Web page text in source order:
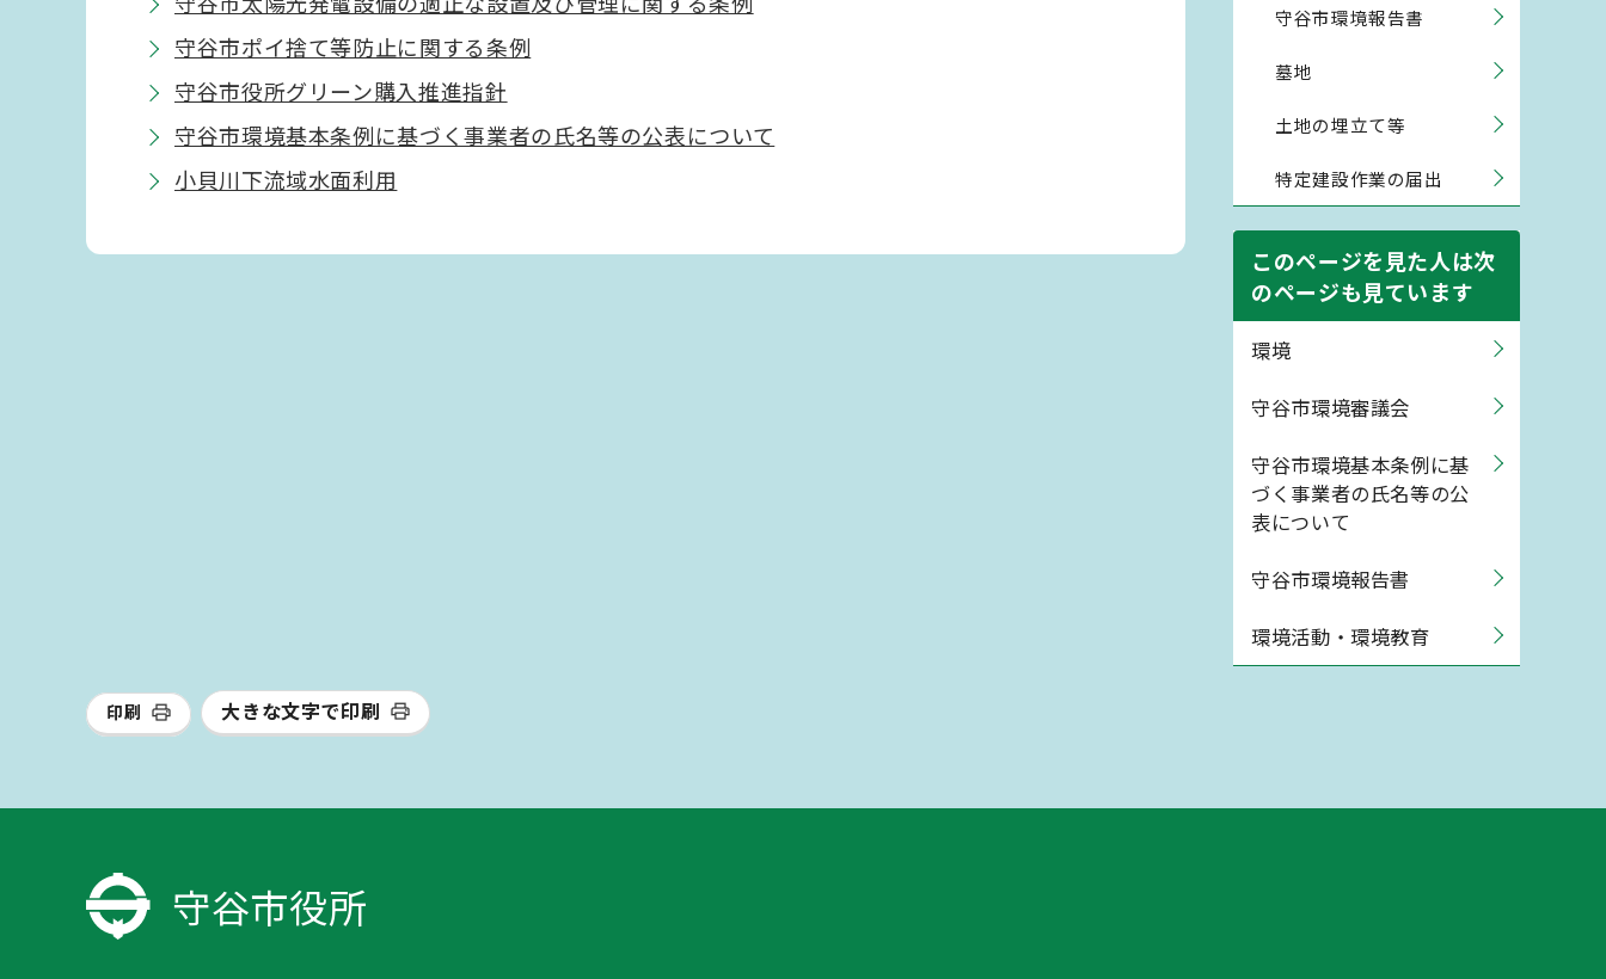
守谷市ポイ捨て等防止に関する条例
守谷市役所グリーン購入推進指針
守谷市環境基本条例に基づく事業者の氏名等の公表について
小貝川下流域水面利用
守谷市環境報告書
墓地
土地の埋立て等
特定建設作業の届出
このページを見た人は次
のページも見ています
環境
守谷市環境審議会
守谷市環境基本条例に基
づく事業者の氏名等の公
表について
守谷市環境報告書
環境活動・環境教育
印刷 大きな文字で印刷
守谷市役所